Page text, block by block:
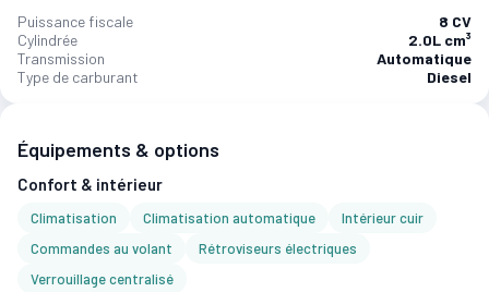
Puissance fiscale
8 CV
Cylindrée
2.0L cm³
Transmission
Automatique
Type de carburant
Diesel
Équipements & options
Confort & intérieur
Climatisation Climatisation automatique
Intérieur cuir
Commandes au volant
Rétroviseurs électriques
Verrouillage centralisé